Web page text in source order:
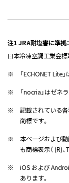
注1 JRA耐塩害に準拠：
日本冷凍空調工業会標
※
「ECHONET Lite
※
「nocria」はゼネ
※
記載されている
商標です。
※
本ページおよび
も商標表示（ (R)
※
iOS および
あります。